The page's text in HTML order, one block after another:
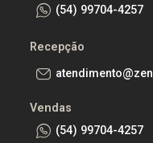
(54) 99704-4257
Recepção
Vendas
(54) 99704-4257